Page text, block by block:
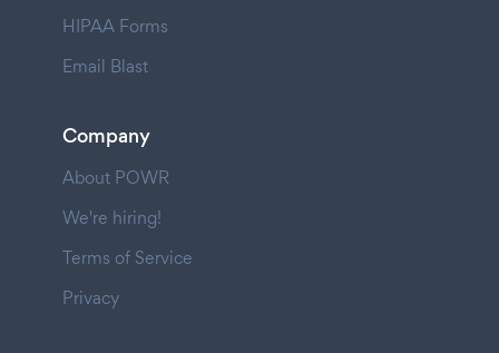
HIPAA Forms
Email Blast
Company
About POWR
We're hiring!
Terms of Service
Privacy